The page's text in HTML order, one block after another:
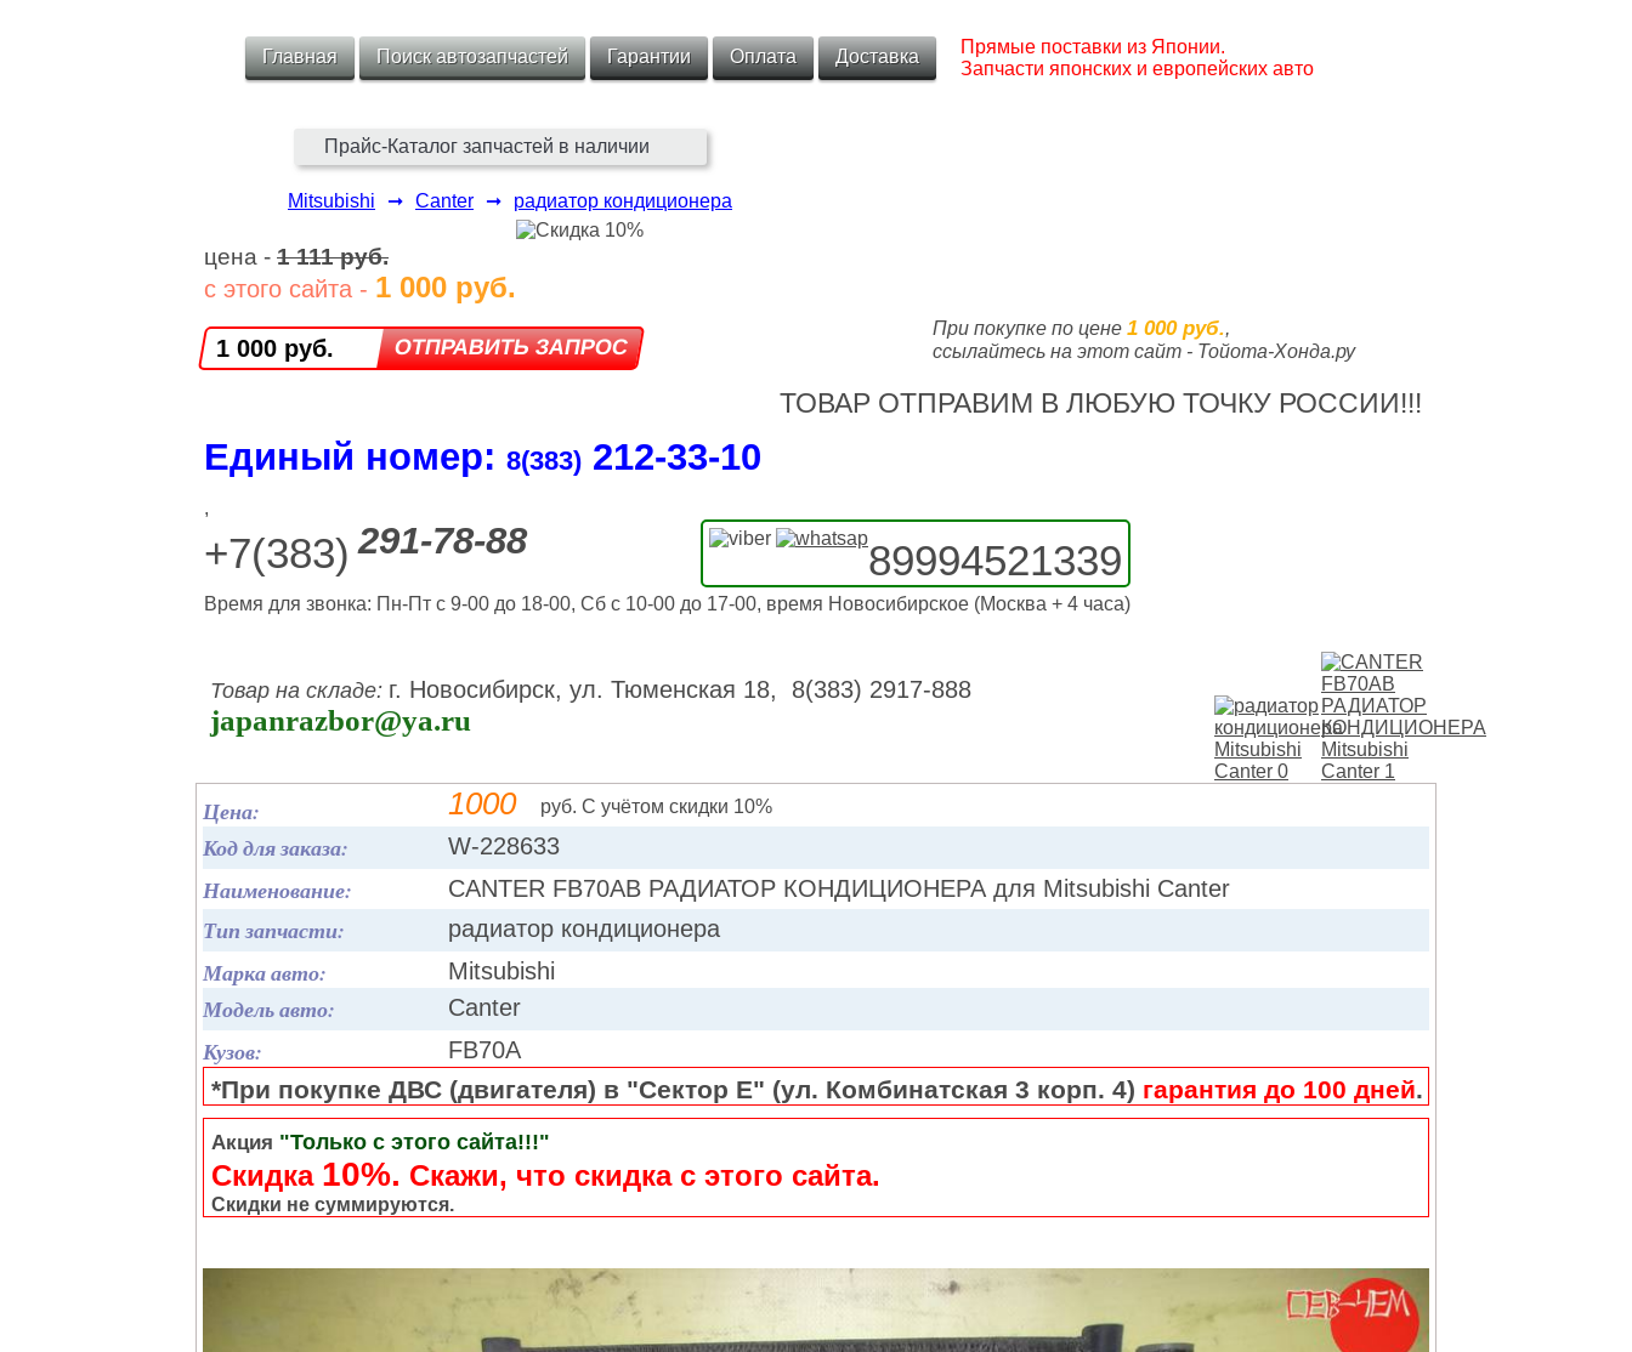
Главная Поиск автозапчастей Гарантии Оплата Доставка
Прямые поставки из Японии.
Запчасти японских и европейских авто
Прайс-Каталог запчастей в наличии
Mitsubishi ➞ Canter ➞ радиатор кондиционера
цена - 1 111 руб.
с этого сайта - 1 000 руб.
1 000 руб.
При покупке по цене 1 000 руб.,
ссылайтесь на этот сайт - Тойота-Хонда.ру
ТОВАР ОТПРАВИМ В ЛЮБУЮ ТОЧКУ РОССИИ!!!
Единый номер: 8(383) 212‑33‑10
,
+7(383) 291-78-88 89994521339
Время для звонка: Пн-Пт с 9-00 до 18-00, Сб с 10-00 до 17-00, время Новосибирское (Москва + 4 часа)
Товар на складе: г. Новосибирск, ул. Тюменская 18, 8(383) 2917-888
japanrazbor@ya.ru
Цена: 1000 руб. С учётом скидки 10%
Код для заказа: W-228633
Наименование: CANTER FB70AB РАДИАТОР КОНДИЦИОНЕРА для Mitsubishi Canter
Тип запчасти: радиатор кондиционера
Марка авто: Mitsubishi
Модель авто: Canter
Кузов: FB70A
*При покупке ДВС (двигателя) в "Сектор Е" (ул. Комбинатская 3 корп. 4) гарантия до 100 дней.
Акция "Только с этого сайта!!!"
Скидка 10%. Cкажи, что скидка с этого сайта.
Скидки не суммируются.